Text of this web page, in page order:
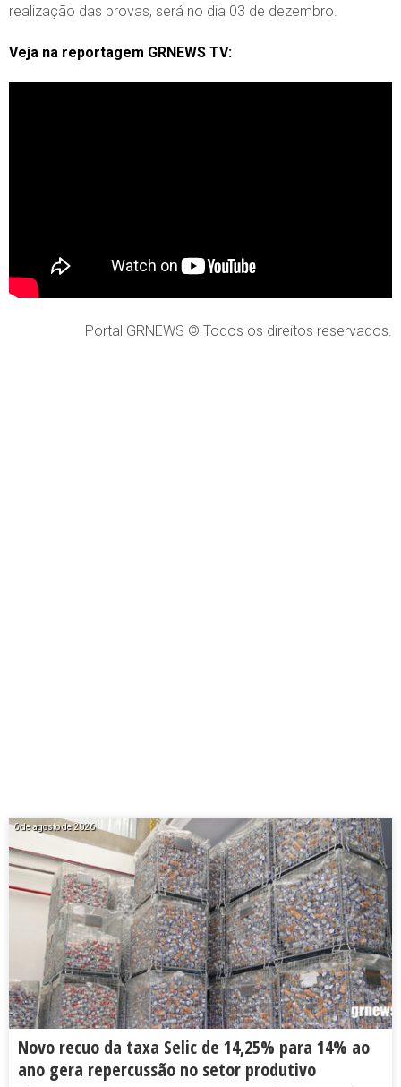
realização das provas, será no dia 03 de dezembro.
Veja na reportagem GRNEWS TV:
Portal GRNEWS © Todos os direitos reservados.
6 de agosto de 2026
Novo recuo da taxa Selic de 14,25% para 14% ao
ano gera repercussão no setor produtivo